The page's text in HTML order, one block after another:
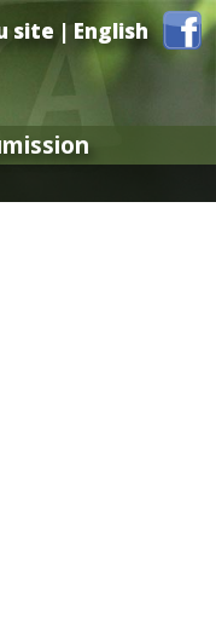
site | English
site | English